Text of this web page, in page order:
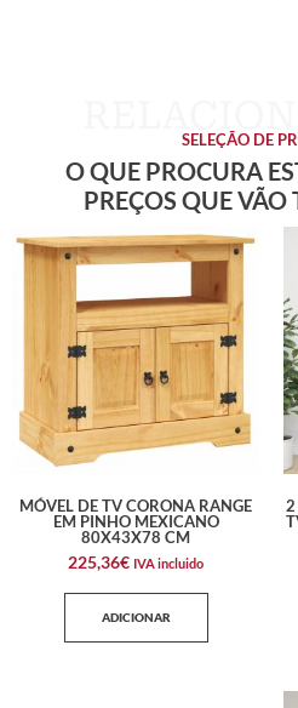
SELEÇÃO DE
O QUE PROCURA
PREÇOS QUE VÃO
MÓVEL DE TV CORONA RANGE
EM PINHO MEXICANO
80X43X78 CM
225,36€ IVA incluido
ADICIONAR
2